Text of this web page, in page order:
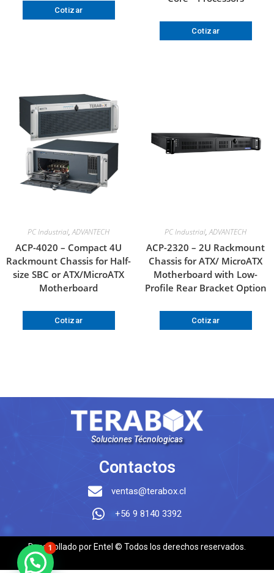
Cotizar
Cotizar
PC Industrial,ADVANTECH
ACP-4020 – Compact 4U
Rackmount Chassis for Half-
size SBC or ATX/MicroATX
Motherboard
Cotizar
PC Industrial,ADVANTECH
ACP-2320 – 2U Rackmount
Chassis for ATX/ MicroATX
Motherboard with Low-
Profile Rear Bracket Option
Cotizar
Soluciones Técnologicas
Contactos
ventas@terabox.cl
+56 9 8140 3392
Desarrollado por Entel © Todos los derechos reservados.
1